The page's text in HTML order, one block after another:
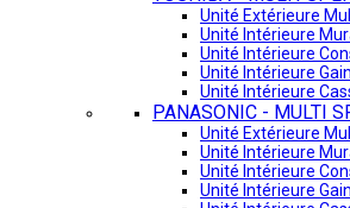
Unité Extérieure
Unité Intérieure
Unité Intérieure
Unité Intérieure
Unité Intérieure
PANASONIC - MULTI
Unité Extérieure
Unité Intérieure
Unité Intérieure
Unité Intérieure